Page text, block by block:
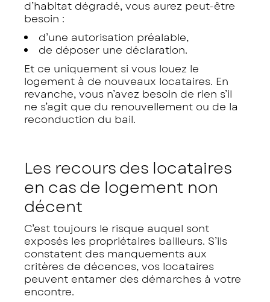
d’habitat dégradé, vous aurez peut-être
besoin :
d’une autorisation préalable,
de déposer une déclaration.
Et ce uniquement si vous louez le
logement à de nouveaux locataires. En
revanche, vous n’avez besoin de rien s’il
ne s’agit que du renouvellement ou de la
reconduction du bail.
Les recours des locataires
en cas de logement non
décent
C’est toujours le risque auquel sont
exposés les propriétaires bailleurs. S’ils
constatent des manquements aux
critères de décences, vos locataires
peuvent entamer des démarches à votre
encontre.